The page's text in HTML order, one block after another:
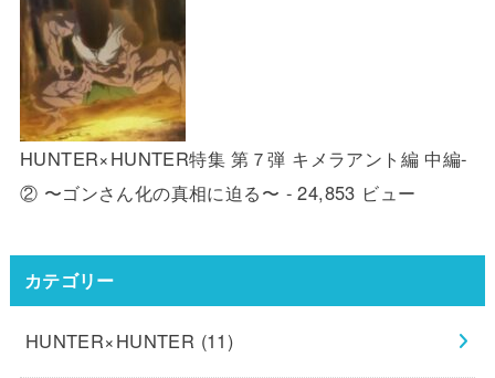
HUNTER×HUNTER特集 第７弾 キメラアント編 中編-
② 〜ゴンさん化の真相に迫る〜 - 24,853 ビュー
カテゴリー
HUNTER×HUNTER (11)